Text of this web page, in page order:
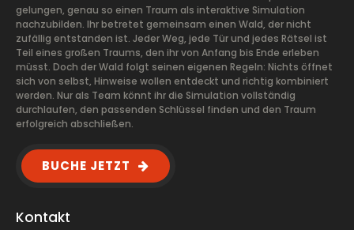
gelungen, genau so einen Traum als interaktive Simulation
nachzubilden. Ihr betretet gemeinsam einen Wald, der nicht
zufällig entstanden ist. Jeder Weg, jede Tür und jedes Rätsel ist
Teil eines großen Traums, den ihr von Anfang bis Ende erleben
müsst. Doch der Wald folgt seinen eigenen Regeln: Nichts öffnet
sich von selbst, Hinweise wollen entdeckt und richtig kombiniert
werden. Nur als Team könnt ihr die Simulation vollständig
durchlaufen, den passenden Schlüssel finden und den Traum
erfolgreich abschließen.
BUCHE JETZT
Kontakt